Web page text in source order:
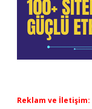
Reklam ve İletişim: